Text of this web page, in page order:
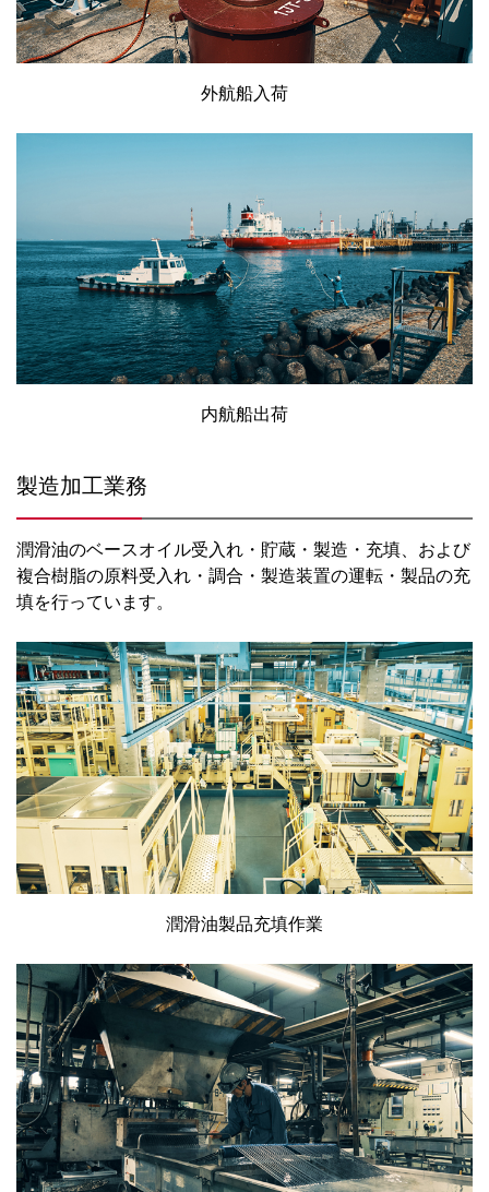
外航船入荷
内航船出荷
製造加工業務
潤滑油のベースオイル受入れ・貯蔵・製造・充填、および
複合樹脂の原料受入れ・調合・製造装置の運転・製品の充
填を行っています。
潤滑油製品充填作業